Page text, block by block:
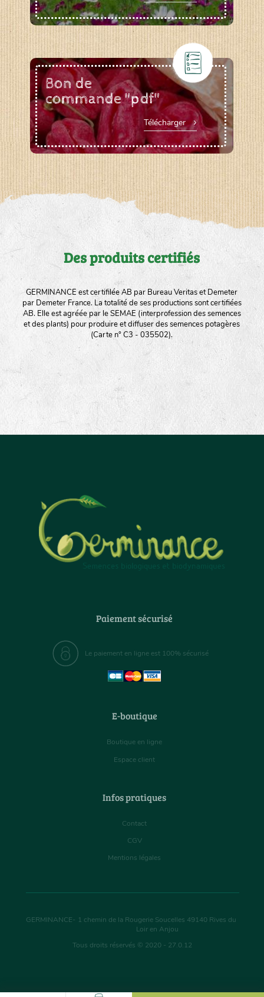
Bon de
commande "pdf"
Télécharger
Des produits certifiés
GERMINANCE est certifilée AB par Bureau Veritas et Demeter
par Demeter France. La totalité de ses productions sont certifiées
AB. Elle est agréée par le SEMAE (interprofession des semences
et des plants) pour produire et diffuser des semences potagères
(Carte n° C3 - 035502).
Paiement sécurisé
Le paiement en ligne est 100% sécurisé
E-boutique
Boutique en ligne
Espace client
Infos pratiques
Contact
CGV
Mentions légales
GERMINANCE- 1 chemin de la Rougerie Soucelles 49140 Rives du
Loir en Anjou
Tous droits réservés © 2020 - 27.0.12